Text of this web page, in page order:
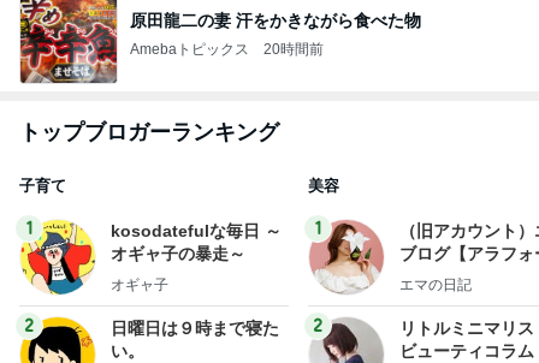
原田龍二の妻 汗をかきながら食べた物
Amebaトピックス 20時間前
トップブロガーランキング
子育て
1
kosodatefulな毎日 ～
オギャ子の暴走～
オギャ子
2
日曜日は９時まで寝た
い。
美容
1
（旧アカウント
ブログ【アラフォ
社売却セカンドラ
エマの日記
2
リトルミニマリス
ビューティコラ